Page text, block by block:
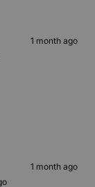
1 month ago
1 month ago